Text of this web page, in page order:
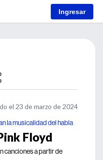
Ingresar
el 23 de marzo de 2024
la musicalidad del habla
Floyd
canciones a partir de